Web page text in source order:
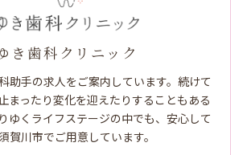
き歯科クリニック
助手の求人をご案内しています。続けて
まったり変化を迎えたりすることもある
ゆくライフステージの中でも、安心して
賀川市でご用意しています。